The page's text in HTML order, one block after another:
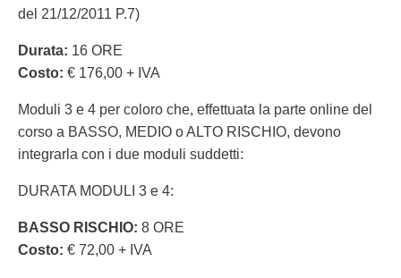
del 21/12/2011 P.7)
Durata: 16 ORE
Costo: € 176,00 + IVA
Moduli 3 e 4 per coloro che, effettuata la parte online del
corso a BASSO, MEDIO o ALTO RISCHIO, devono
integrarla con i due moduli suddetti:
DURATA MODULI 3 e 4:
BASSO RISCHIO: 8 ORE
Costo: € 72,00 + IVA